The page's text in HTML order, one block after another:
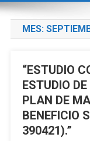
MES:
“ESTUDIO
ESTUDIO
PLAN DE
BENEFICIO
390421).”